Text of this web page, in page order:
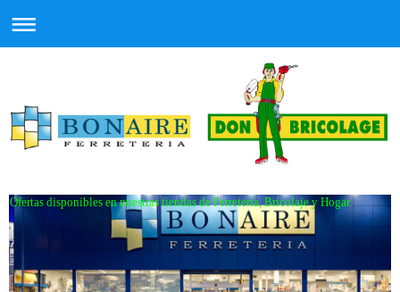
Ofertas disponibles en nuestras tiendas de Ferretería, Bricolaje y Hogar.